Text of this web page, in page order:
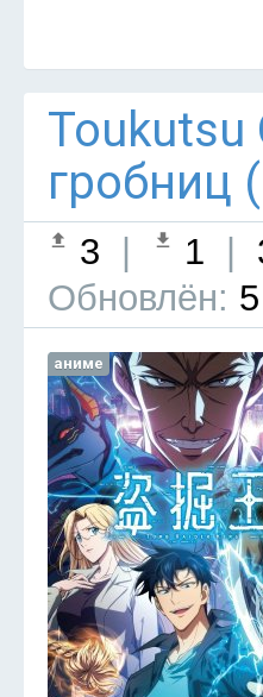
Тоukutsu
гробниц
3 1
Обновлён:
аниме